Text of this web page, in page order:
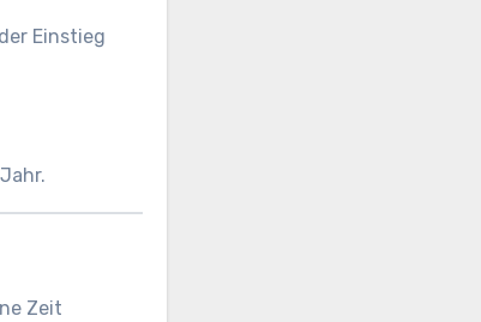
Einstieg
Zeit